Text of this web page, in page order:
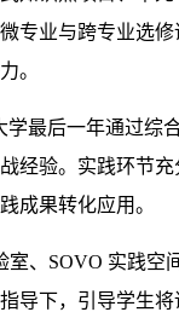
专业与跨专业选
。
学最后一年通过综
经验。实践环节
成果转化应用。
、 SOVO 实践空
导下，引导学生